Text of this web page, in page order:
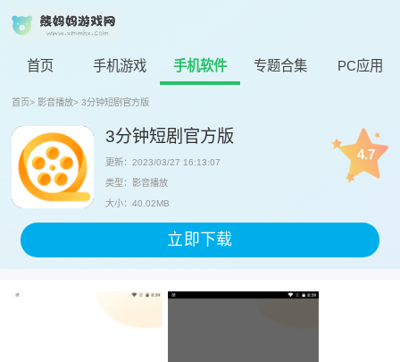
首页 手机游戏 手机软件 专题合集 PC应用
首页> 影音播放> 3分钟短剧官方版
3分钟短剧官方版
更新：2023/03/27 16:13:07
类型：影音播放
大小：40.02MB
4.7
立即下载